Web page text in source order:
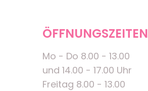
ÖFFNUNGSZEITEN
Mo - Do 8.00 - 13.00
und 14.00 - 17.00 Uhr
Freitag 8.00 - 13.00